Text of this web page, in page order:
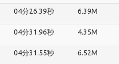
04分26.39秒 6.39M
04分31.96秒 4.35M
04分31.55秒 6.52M